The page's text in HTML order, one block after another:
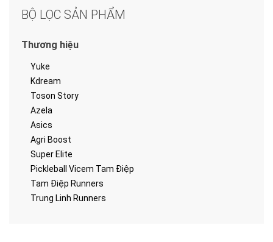
BỘ LỌC SẢN PHẨM
Thương hiệu
Yuke
Kdream
Toson Story
Azela
Asics
Agri Boost
Super Elite
Pickleball Vicem Tam Điệp
Tam Điệp Runners
Trung Linh Runners